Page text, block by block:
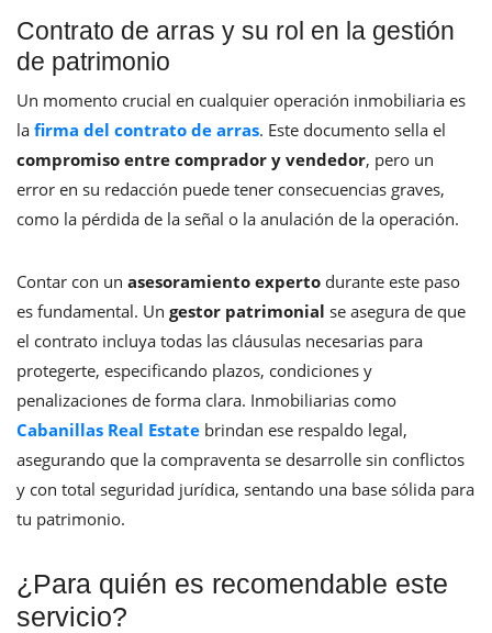
Contrato de arras y su rol en la gestión
de patrimonio
Un momento crucial en cualquier operación inmobiliaria es
la firma del contrato de arras. Este documento sella el
compromiso entre comprador y vendedor, pero un
error en su redacción puede tener consecuencias graves,
como la pérdida de la señal o la anulación de la operación.
Contar con un asesoramiento experto durante este paso
es fundamental. Un gestor patrimonial se asegura de que
el contrato incluya todas las cláusulas necesarias para
protegerte, especificando plazos, condiciones y
penalizaciones de forma clara. Inmobiliarias como
Cabanillas Real Estate brindan ese respaldo legal,
asegurando que la compraventa se desarrolle sin conflictos
y con total seguridad jurídica, sentando una base sólida para
tu patrimonio.
¿Para quién es recomendable este
servicio?